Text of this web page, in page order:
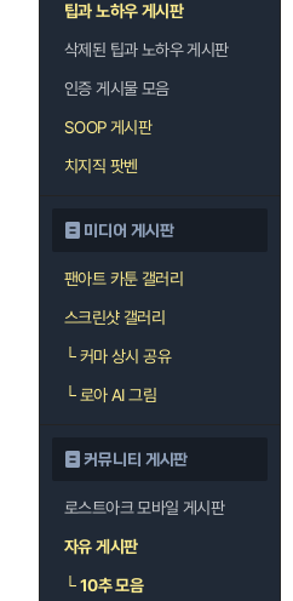
팁과 노하우 게시판
삭제된 팁과 노하우 게시판
인증 게시물 모음
SOOP 게시판
치지직 팟벤
미디어 게시판
팬아트 카툰 갤러리
스크린샷 갤러리
└커마 상시 공유
└로아 AI 그림
커뮤니티 게시판
로스트아크 모바일 게시판
자유 게시판
└10추 모음